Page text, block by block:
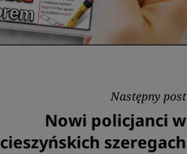
Następny post
Następny
post
Nowi policjanci w
cieszyńskich szeregach